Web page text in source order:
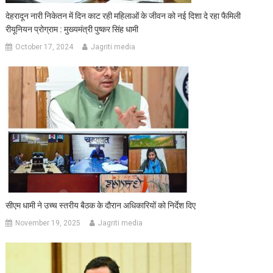
देहरादून नारी निकेतन में दिन काट रही महिलाओं के जीवन को नई दिशा दे रहा फैमिली
रीयूनियन प्रोग्राम : मुख्यमंत्री पुष्कर सिंह धामी
October 17, 2024 Jagriti media
सीएम धामी ने उच्च स्तरीय बैठक के दौरान अधिकारियों को निर्देश दिए
November 19, 2025 Jagriti media